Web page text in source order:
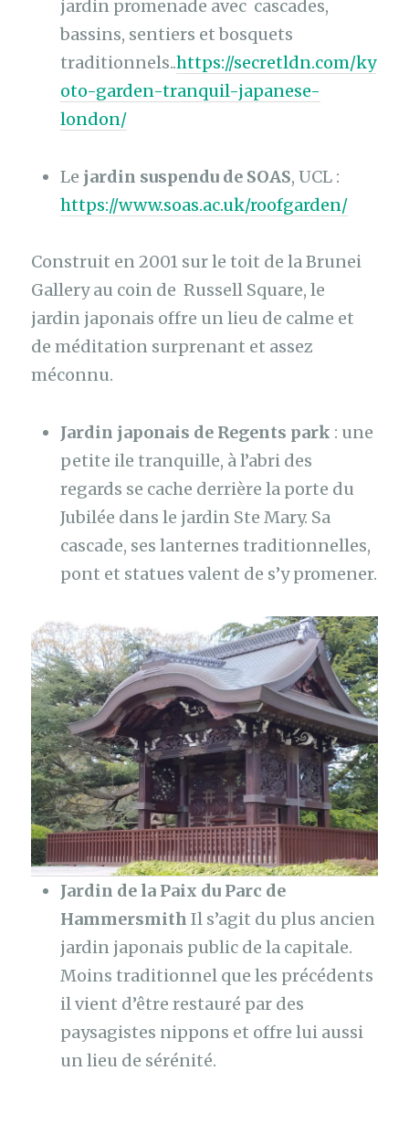
jardin promenade avec cascades,
bassins, sentiers et bosquets
traditionnels..https://secretldn.com/ky
oto-garden-tranquil-japanese-
london/
Le jardin suspendu de SOAS, UCL :
https://www.soas.ac.uk/roofgarden/
Construit en 2001 sur le toit de la Brunei
Gallery au coin de Russell Square, le
jardin japonais offre un lieu de calme et
de méditation surprenant et assez
méconnu.
Jardin japonais de Regents park : une
petite ile tranquille, à l’abri des
regards se cache derrière la porte du
Jubilée dans le jardin Ste Mary. Sa
cascade, ses lanternes traditionnelles,
pont et statues valent de s’y promener.
Jardin de la Paix du Parc de
Hammersmith Il s’agit du plus ancien
jardin japonais public de la capitale.
Moins traditionnel que les précédents
il vient d’être restauré par des
paysagistes nippons et offre lui aussi
un lieu de sérénité.